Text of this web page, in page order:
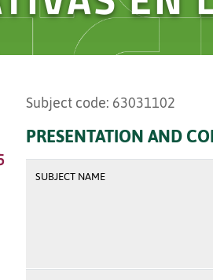
Subject code: 63031102
PRESENTATION AND
SUBJECT NAME